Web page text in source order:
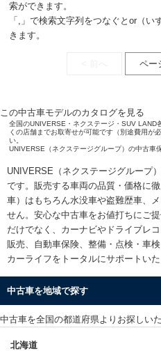
索ができます。
「,」で検索文字列をつなぐとor（
きます。
ペー
この中古車モデルのカタログを見る
全国のUNIVERSE・ネクステージ・SUV LAND
くの店舗までお取寄せが可能です（別途費用が
い。
UNIVERSE（ネクステージグループ）の中古車
UNIVERSE（ネクステージグループ
です。販売する車両の品質・価格に
車）はもちろん水没車や盗難歴車、
せん。安心な中古車をお値打ちにご
だけでなく、カーナビやドライブレ
販売、自動車保険、整備・点検・車
カーライフをトータルにサポートいた
中古車を地域で探す
中古車を全国の都道府県よりお探しいた
北海道